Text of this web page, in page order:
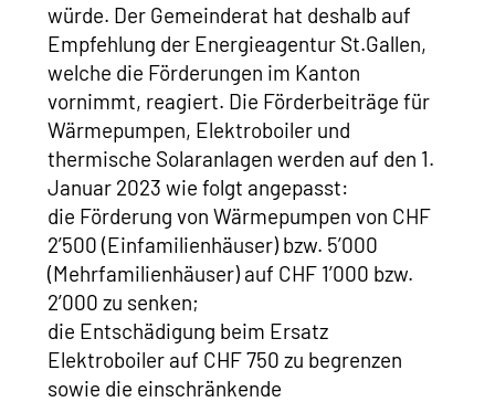
würde. Der Gemeinderat hat deshalb auf
Empfehlung der Energieagentur St.Gallen,
welche die Förderungen im Kanton
vornimmt, reagiert. Die Förderbeiträge für
Wärmepumpen, Elektroboiler und
thermische Solaranlagen werden auf den 1.
Januar 2023 wie folgt angepasst:
die Förderung von Wärmepumpen von CHF
2’500 (Einfamilienhäuser) bzw. 5’000
(Mehrfamilienhäuser) auf CHF 1’000 bzw.
2’000 zu senken;
die Entschädigung beim Ersatz
Elektroboiler auf CHF 750 zu begrenzen
sowie die einschränkende